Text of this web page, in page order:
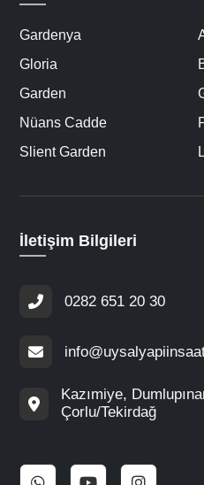
Gardenya
Gloria
Garden
Nüans Cadde
Slient Garden
İletişim Bilgileri
0282 651 20 30
Kazımiye,
Çorlu/Tekirdağ